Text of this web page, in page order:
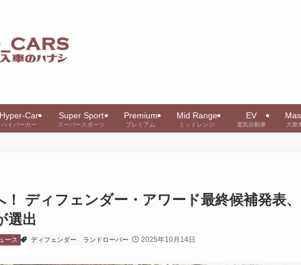
Hyper-Car
ハイパーカー
Super Sport
スーパースポーツ
Premium
プレミアム
Mid Range
ミッドレンジ
EV
電気自動車 大衆
ディフェンダー・アワード最終候補発表、
選出
ース ディフェンダー ランドローバー 2025年10月14日